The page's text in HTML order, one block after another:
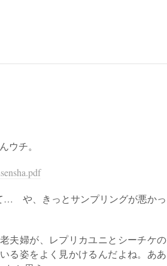
ウチ。
… や、きっとサンプリングが悪かっ
夫婦が、レプリカユニとシーチケの
る姿をよく見かけるんだよね。ああ